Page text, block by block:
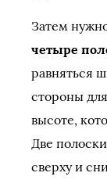
Затем
четыре
равняться
стороны
высоте,
Две
сверху и